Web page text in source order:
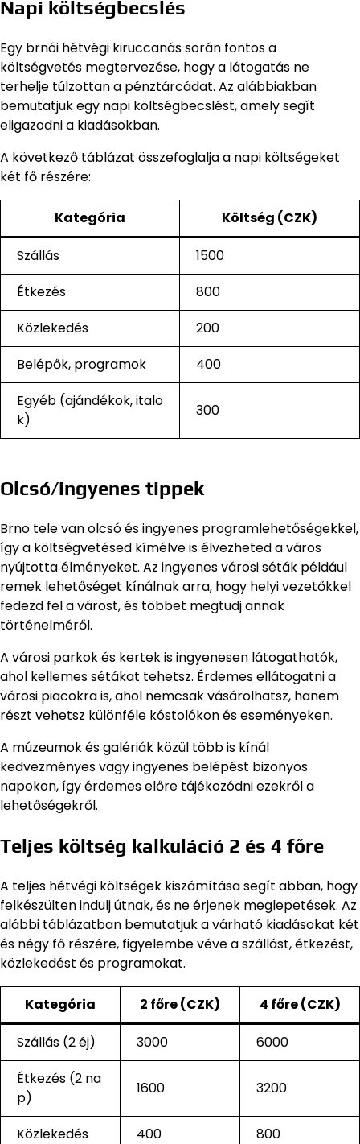
Napi költségbecslés
Egy brnói hétvégi kiruccanás során fontos a
költségvetés megtervezése, hogy a látogatás ne
terhelje túlzottan a pénztárcádat. Az alábbiakban
bemutatjuk egy napi költségbecslést, amely segít
eligazodni a kiadásokban.
A következő táblázat összefoglalja a napi költségeket
két fő részére:
Kategória Költség (CZK)
Szállás
1500
Étkezés
800
Közlekedés
200
Belépők, programok
400
Egyéb (ajándékok, italo
k)
300
Olcsó/ingyenes tippek
Brno tele van olcsó és ingyenes programlehetőségekkel,
így a költségvetésed kímélve is élvezheted a város
nyújtotta élményeket. Az ingyenes városi séták például
remek lehetőséget kínálnak arra, hogy helyi vezetőkkel
fedezd fel a várost, és többet megtudj annak
történelméről.
A városi parkok és kertek is ingyenesen látogathatók,
ahol kellemes sétákat tehetsz. Érdemes ellátogatni a
városi piacokra is, ahol nemcsak vásárolhatsz, hanem
részt vehetsz különféle kóstolókon és eseményeken.
A múzeumok és galériák közül több is kínál
kedvezményes vagy ingyenes belépést bizonyos
napokon, így érdemes előre tájékozódni ezekről a
lehetőségekről.
Teljes költség kalkuláció 2 és 4 főre
A teljes hétvégi költségek kiszámítása segít abban, hogy
felkészülten indulj útnak, és ne érjenek meglepetések. Az
alábbi táblázatban bemutatjuk a várható kiadásokat két
és négy fő részére, figyelembe véve a szállást, étkezést,
közlekedést és programokat.
Kategória 2 főre (CZK) 4 főre (CZK)
Szállás (2 éj) 3000
6000
Étkezés (2 na
p)
1600 3200
Közlekedés 400
800